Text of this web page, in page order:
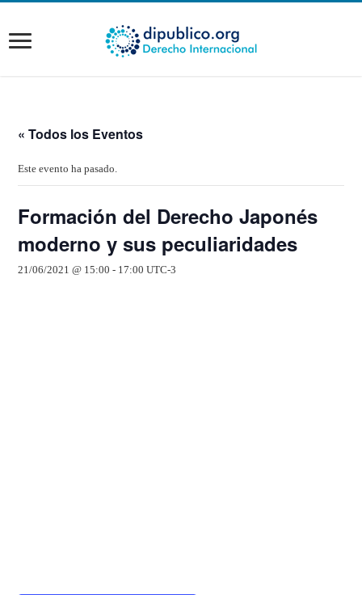
« Todos los Eventos
Este evento ha pasado.
Formación del Derecho Japonés
moderno y sus peculiaridades
21/06/2021 @ 15:00 - 17:00 UTC-3